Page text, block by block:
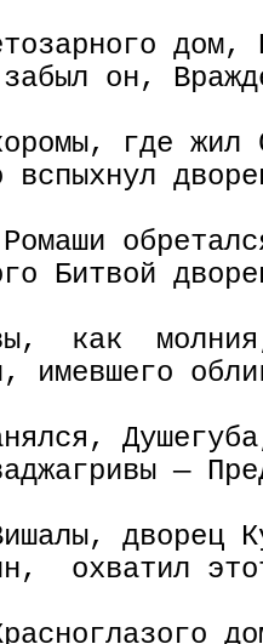
дом,
он,
где жил
вспыхнул
Битвой
как
имевшего
—
дворец
охватил